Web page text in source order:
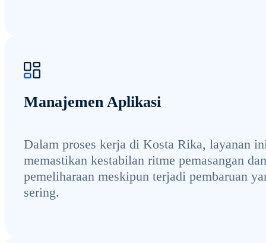
Manajemen Aplikasi
Dalam proses kerja di Kosta Rika, layanan
memastikan kestabilan ritme pemasangan dan
pemeliharaan meskipun terjadi pembaruan
sering.